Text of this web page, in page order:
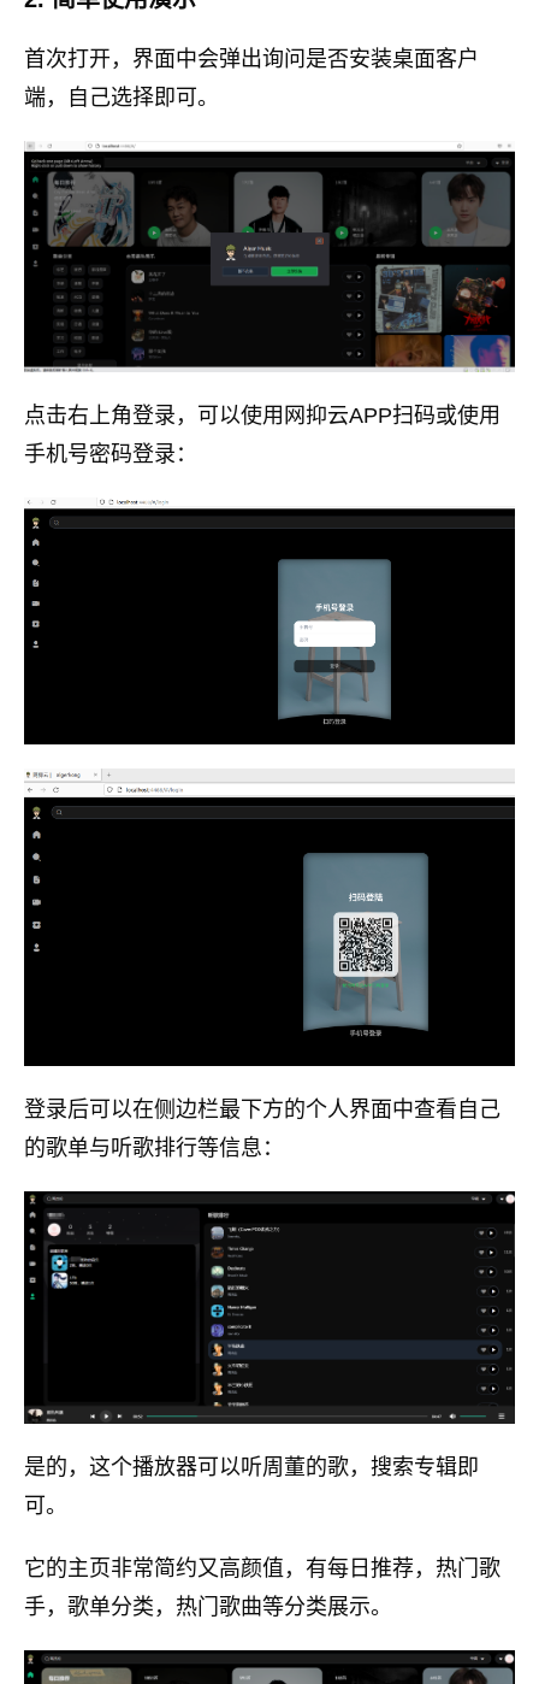
首次打开，界面中会弹出询问是否安装桌面客户
端，自己选择即可。
点击右上角登录，可以使用网抑云APP扫码或使用
手机号密码登录：
登录后可以在侧边栏最下方的个人界面中查看自己
的歌单与听歌排行等信息：
是的，这个播放器可以听周董的歌，搜索专辑即
可。
它的主页非常简约又高颜值，有每日推荐，热门歌
手，歌单分类，热门歌曲等分类展示。